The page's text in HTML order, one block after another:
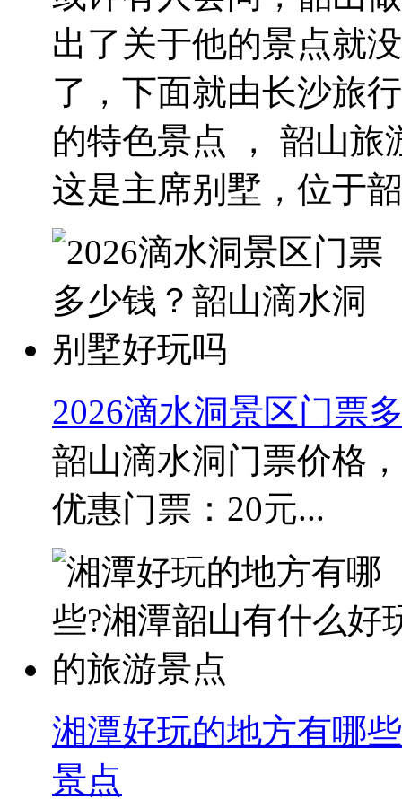
出了关于他的景点就
了，下面就由长沙旅
的特色景点 ， 韶山旅
这是主席别墅，位于
2026滴水洞景区门票
韶山滴水洞门票价格
优惠门票：20元...
湘潭好玩的地方有哪
景点